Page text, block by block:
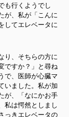
も行くようでし
が、私が「こんに
してエレベータに
り、そちらの方に
ですか？」と尋ね
で、医師が心臓マ
いました。私が加
が、「なにかお手
私は愕然としまし
っきエレベータの